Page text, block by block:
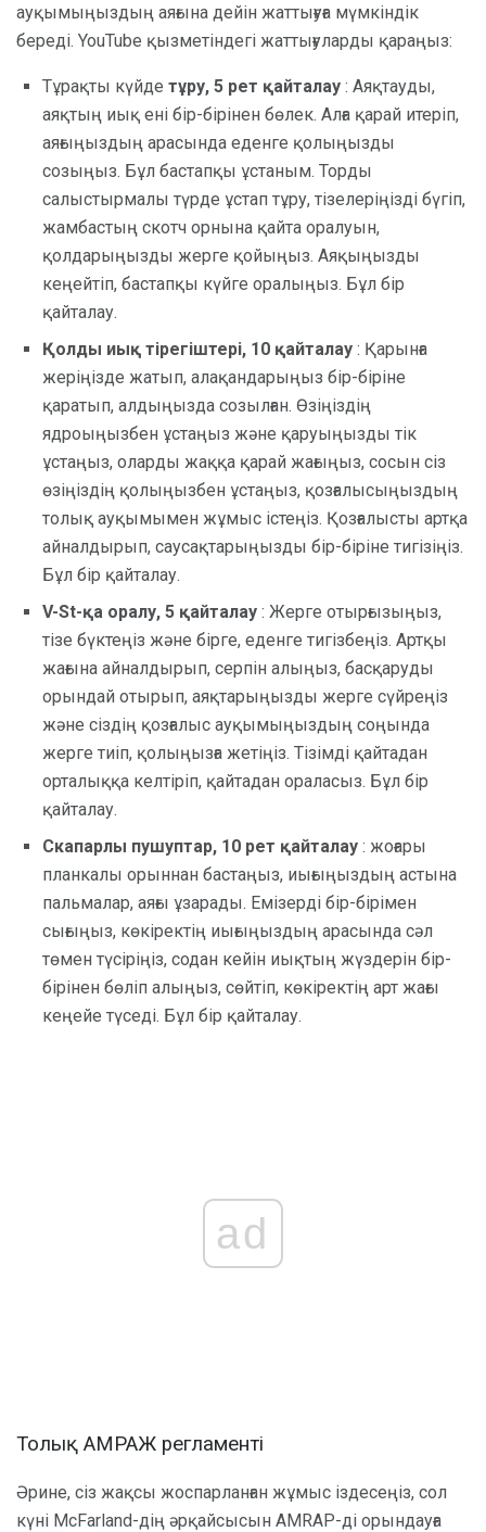
ауқымыңыздың аяғына дейін жаттығуға мүмкіндік
береді. YouTube қызметіндегі жаттығуларды қараңыз:
Тұрақты күйде тұру, 5 рет қайталау : Аяқтауды,
аяқтың иық ені бір-бірінен бөлек. Алға қарай итеріп,
аяғыңыздың арасында еденге қолыңызды
созыңыз. Бұл бастапқы ұстаным. Торды
салыстырмалы түрде ұстап тұру, тізелеріңізді бүгіп,
жамбастың скотч орнына қайта оралуын,
қолдарыңызды жерге қойыңыз. Аяқыңызды
кеңейтіп, бастапқы күйге оралыңыз. Бұл бір
қайталау.
Қолды иық тірегіштері, 10 қайталау : Қарынға
жеріңізде жатып, алақандарыңыз бір-біріне
қаратып, алдыңызда созылған. Өзіңіздің
ядроыңызбен ұстаңыз және қаруыңызды тік
ұстаңыз, оларды жаққа қарай жағыңыз, сосын сіз
өзіңіздің қолыңызбен ұстаңыз, қозғалысыңыздың
толық ауқымымен жұмыс істеңіз. Қозғалысты артқа
айналдырып, саусақтарыңызды бір-біріне тигізіңіз.
Бұл бір қайталау.
V-St-қа оралу, 5 қайталау : Жерге отырғызыңыз,
тізе бүктеңіз және бірге, еденге тигізбеңіз. Артқы
жағына айналдырып, серпін алыңыз, басқаруды
орындай отырып, аяқтарыңызды жерге сүйреңіз
және сіздің қозғалыс ауқымыңыздың соңында
жерге тиіп, қолыңызға жетіңіз. Тізімді қайтадан
орталыққа келтіріп, қайтадан ораласыз. Бұл бір
қайталау.
Скапарлы пушуптар, 10 рет қайталау : жоғары
планкалы орыннан бастаңыз, иығыңыздың астына
пальмалар, аяғы ұзарады. Емізерді бір-бірімен
сығыңыз, көкіректің иығыңыздың арасында сәл
төмен түсіріңіз, содан кейін иықтың жүздерін бір-
бірінен бөліп алыңыз, сөйтіп, көкіректің арт жағы
кеңейе түседі. Бұл бір қайталау.
ad
Толық АМРАЖ регламенті
Әрине, сіз жақсы жоспарланған жұмыс іздесеңіз, сол
күні McFarland-дің әрқайсысын AMRAP-ді орындауға